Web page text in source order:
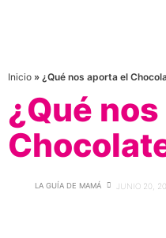
Inicio » ¿Qué nos aporta el
¿Qué
LA GUÍA DE MAMÁ JUNIO 20,